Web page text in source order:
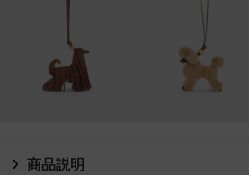
商品説明